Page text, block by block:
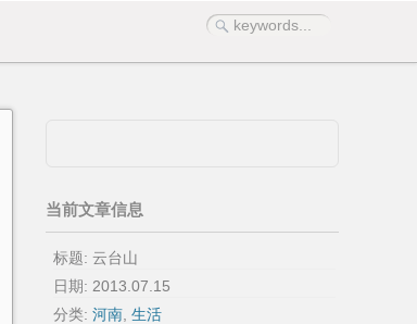
当前文章信息
标题: 云台山
日期: 2013.07.15
分类: 河南 生活